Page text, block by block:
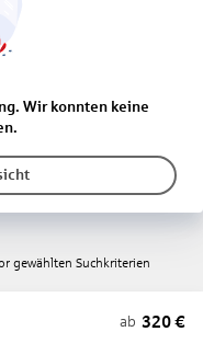
Wir konnten keine
gewählten Suchkriterien
ab 320€